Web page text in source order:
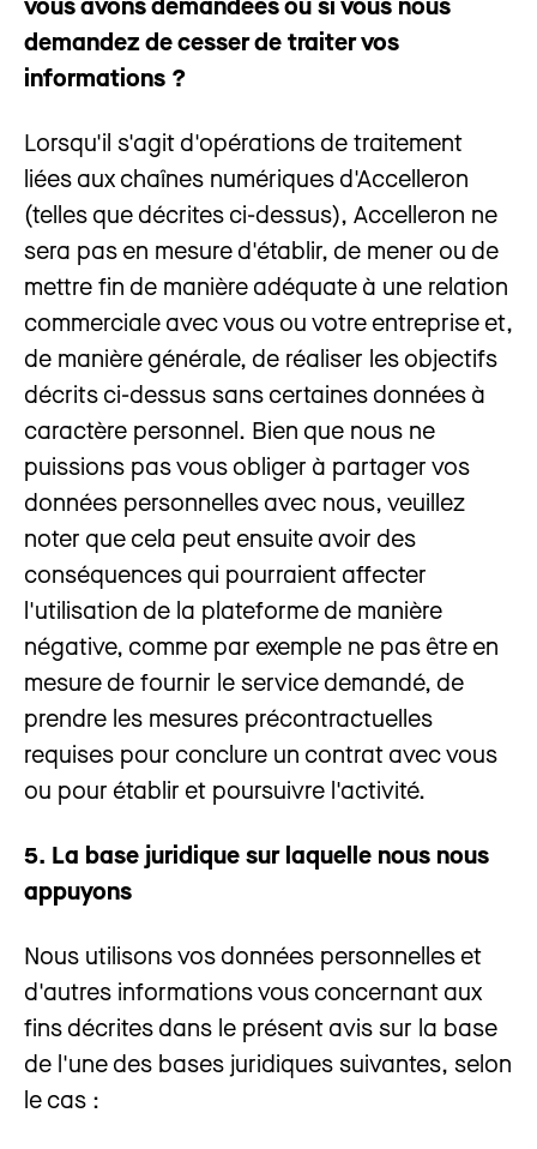
demandez de cesser de traiter vos
informations ?
Lorsqu'il s'agit d'opérations de traitement
liées aux chaînes numériques d'Accelleron
(telles que décrites ci-dessus), Accelleron ne
sera pas en mesure d'établir, de mener ou de
mettre fin de manière adéquate à une relation
commerciale avec vous ou votre entreprise et,
de manière générale, de réaliser les objectifs
décrits ci-dessus sans certaines données à
caractère personnel. Bien que nous ne
puissions pas vous obliger à partager vos
données personnelles avec nous, veuillez
noter que cela peut ensuite avoir des
conséquences qui pourraient affecter
l'utilisation de la plateforme de manière
négative, comme par exemple ne pas être en
mesure de fournir le service demandé, de
prendre les mesures précontractuelles
requises pour conclure un contrat avec vous
ou pour établir et poursuivre l'activité.
5. La base juridique sur laquelle nous nous
appuyons
Nous utilisons vos données personnelles et
d'autres informations vous concernant aux
fins décrites dans le présent avis sur la base
de l'une des bases juridiques suivantes, selon
le cas :